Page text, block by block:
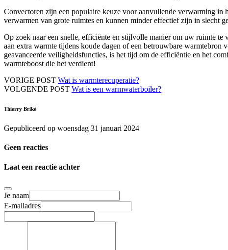
Convectoren zijn een populaire keuze voor aanvullende verwarming
verwarmen van grote ruimtes en kunnen minder effectief zijn in slecht
Op zoek naar een snelle, efficiënte en stijlvolle manier om uw ruimte
aan extra warmte tijdens koude dagen of een betrouwbare
geavanceerde veiligheidsfuncties, is het tijd om de efficiëntie en het
warmteboost die het verdient!
VORIGE POST Wat is warmterecuperatie?
VOLGENDE POST Wat is een warmwaterboiler?
Thierry Briké
Gepubliceerd op woensdag 31 januari 2024
Geen reacties
Laat een reactie achter
Je naam
E-mailadres